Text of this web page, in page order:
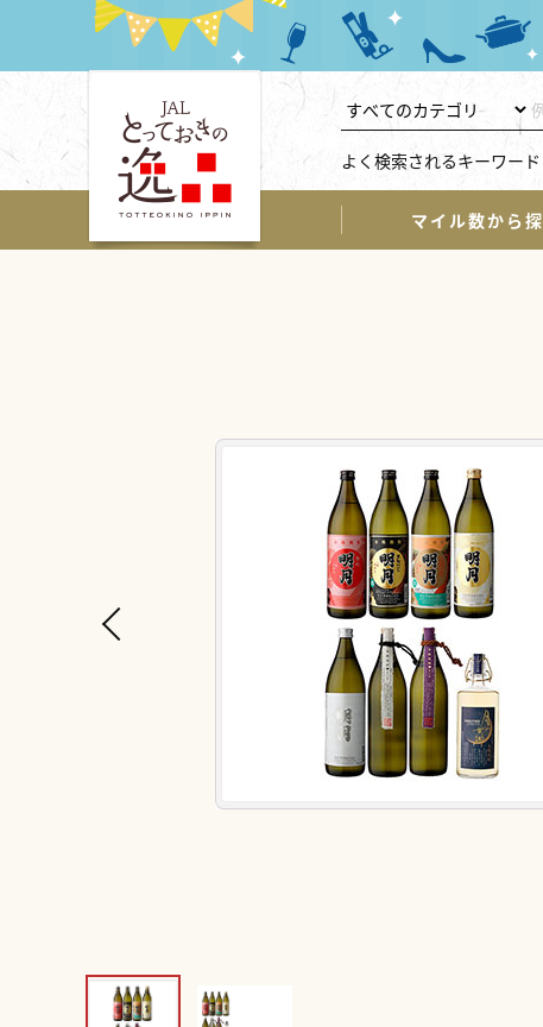
よく検索されるキーワード
マイル数から